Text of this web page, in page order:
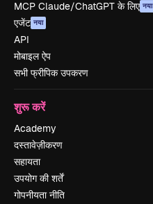
MCP Claude/ChatGPT के लिए नया
एजेंट नया
API
मोबाइल ऐप
सभी फ्रीपिक उपकरण
शुरू करें
Academy
दस्तावेज़ीकरण
सहायता
उपयोग की शर्तें
गोपनीयता नीति